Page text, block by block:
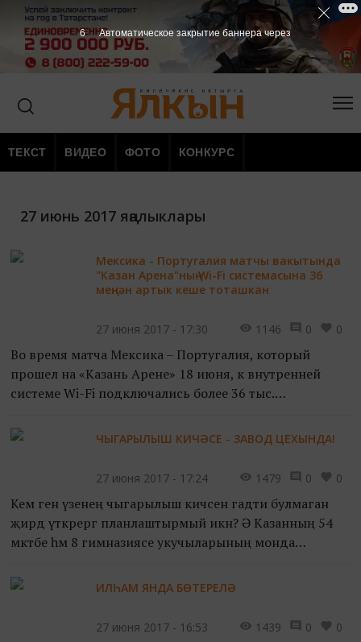
ТЕКСТ ВИДЕО ФОТО КОНКУРС
27 июнь 2017 яңалыклары
Мексика - Португалия матчы вакытында
"Казан Арена"ның Wi-Fi системасына 36
меңнән артык кеше тоташкан
27 июня 2017 - 17:30 1146 0 0
Во время матча Мексика – Португалия, который
прошел на «Казань Арене» 18 июня, к внутренней
системе Wi-Fi подключались более 36 тыс.
центре для неаккреди...ЧЫГАРЫЛЫШ КИЧӘСЕ - ЗАВОД ЦЕХЫНДА!
27 июня 2017 - 17:24 1479 0 0
Кем генә үзенең чыгарылыш кичәсен гадәти булмаган
җирдә үткәрергә планлаштырмый икән? Ә Казанның 54
мәктәбе һәм 8 гимназиясе укучыларының монда
вертол...
ИЛҺАМ ЯНДА БӨТЕРЕЛӘ
27 июня 2017 - 16:53 1439 0 0
5 Автоматическое закрытие баннера через